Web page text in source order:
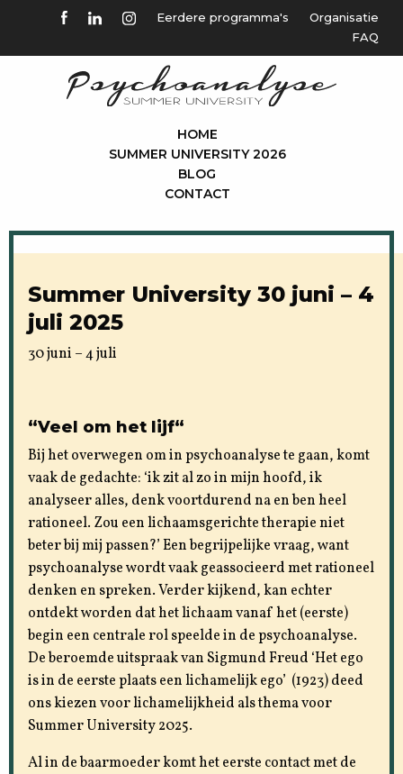
Eerdere programma's
Organisatie
FAQ
HOME
SUMMER UNIVERSITY 2026
BLOG
CONTACT
Summer University 30 juni – 4
juli 2025
30 juni – 4 juli
“Veel om het lijf“
Bij het overwegen om in psychoanalyse te gaan, komt
vaak de gedachte: ‘ik zit al zo in mijn hoofd, ik
analyseer alles, denk voortdurend na en ben heel
rationeel. Zou een lichaamsgerichte therapie niet
beter bij mij passen?’ Een begrijpelijke vraag, want
psychoanalyse wordt vaak geassocieerd met rationeel
denken en spreken. Verder kijkend, kan echter
ontdekt worden dat het lichaam vanaf het (eerste)
begin een centrale rol speelde in de psychoanalyse.
De beroemde uitspraak van Sigmund Freud ‘Het ego
is in de eerste plaats een lichamelijk ego’ (1923) deed
ons kiezen voor lichamelijkheid als thema voor
Summer University 2025.
Al in de baarmoeder komt het eerste contact met de